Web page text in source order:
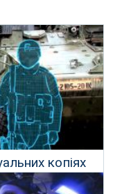
копіях